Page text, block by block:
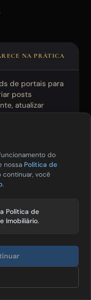
NA PRÁTICA
de portais para
posts
atualizar
cada portal
páginas de
com URL
no
de
cliente dividido
do
nossa Política de
continuar, você
.
Política de
Imobiliário.
😊